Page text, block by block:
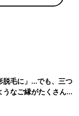
脱毛に」…でも、三つ
なご縁がたくさん！